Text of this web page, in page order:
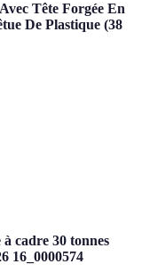
Tête Forgée En
De Plastique (38
cadre 30 tonnes
16_0000574